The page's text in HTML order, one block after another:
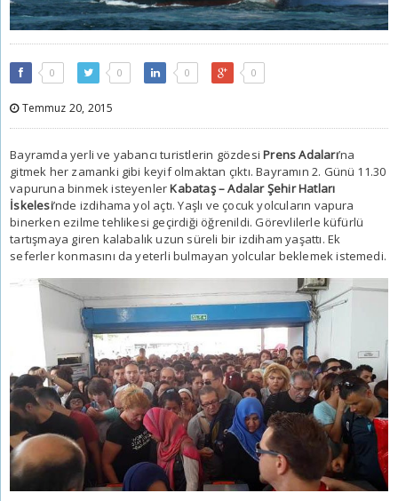
0 0 0 0
Temmuz 20, 2015
Bayramda yerli ve yabancı turistlerin gözdesiPrens Adaları’na
gitmek her zamanki gibi keyif olmaktan çıktı. Bayramın 2. Günü 11.30
vapuruna binmek isteyenlerKabataş – Adalar Şehir Hatları
İskelesi’nde izdihama yol açtı. Yaşlı ve çocuk yolcuların vapura
binerken ezilme tehlikesi geçirdiği öğrenildi. Görevlilerle küfürlü
tartışmaya giren kalabalık uzun süreli bir izdiham yaşattı. Ek
seferler konmasını da yeterli bulmayan yolcular beklemek istemedi.